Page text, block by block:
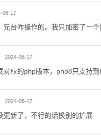
08-17
兄台咋操作的。我只加密了一
2024-08-17
对应的php版本，php8只支持到
2024-08-17
更新了，不行的话换别的扩展